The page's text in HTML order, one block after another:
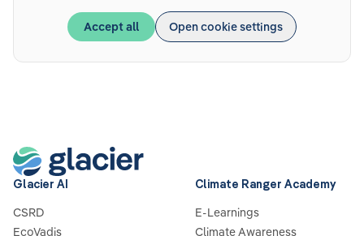
Accept all Open cookie settings
Glacier AI
CSRD
EcoVadis
Climate Ranger Academy
E-Learnings
Climate Awareness